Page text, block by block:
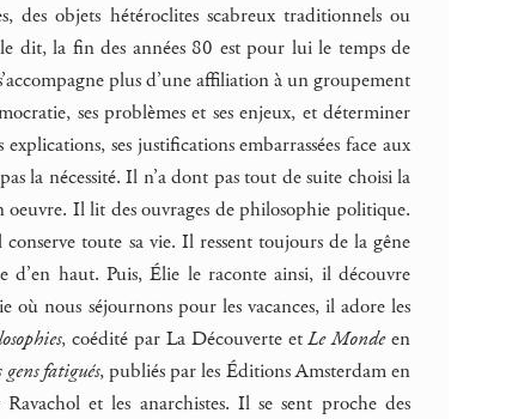
des objets hétéroclites scabreux traditionnels ou
dit, la fin des années 80 est pour lui le temps de
plus d’une affiliation à un groupement
ses problèmes et ses enjeux, et déterminer
ses justifications embarrassées face aux
la nécessité. Il n’a dont pas tout de suite choisi la
Il lit des ouvrages de philosophie politique.
toute sa vie. Il ressent toujours de la gêne
haut. Puis, Élie le raconte ainsi, il découvre
où nous séjournons pour les vacances, il adore les
, coédité par La Découverte etLe Mondeen
fatigués, publiés par les Éditions Amsterdam en
et les anarchistes. Il se sent proche des